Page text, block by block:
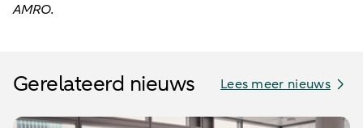
AMRO.
Gerelateerd nieuws Lees meer nieuws